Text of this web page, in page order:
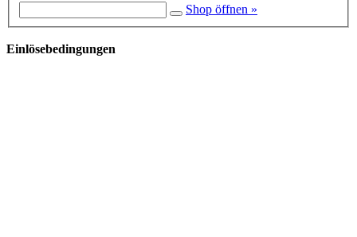
Shop öffnen »
Einlösebedingungen